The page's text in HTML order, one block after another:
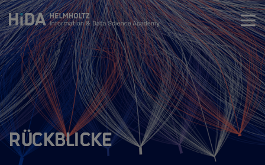
Zum Inhalt springen
Training
Überblick Training
Data Science Kurse
KI-Kompetenz Training
Rückblicke